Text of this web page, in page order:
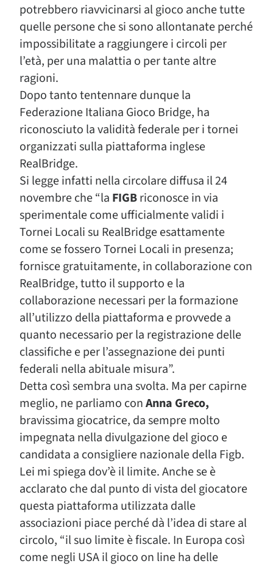
potrebbero riavvicinarsi al gioco anche tutte
quelle persone che si sono allontanate perché
impossibilitate a raggiungere i circoli per
l’età, per una malattia o per tante altre
ragioni.
Dopo tanto tentennare dunque la
Federazione Italiana Gioco Bridge, ha
riconosciuto la validità federale per i tornei
organizzati sulla piattaforma inglese
RealBridge.
Si legge infatti nella circolare diffusa il 24
novembre che “la FIGBriconosce in via
sperimentale come ufficialmente validi i
Tornei Locali su RealBridge esattamente
come se fossero Tornei Locali in presenza;
fornisce gratuitamente, in collaborazione con
RealBridge, tutto il supporto e la
collaborazione necessari per la formazione
all’utilizzo della piattaforma e provvede a
quanto necessario per la registrazione delle
classifiche e per l’assegnazione dei punti
federali nella abituale misura”.
Detta così sembra una svolta. Ma per capirne
meglio, ne parliamo conAnna Greco,
bravissima giocatrice, da sempre molto
impegnata nella divulgazione del gioco e
candidata a consigliere nazionale della Figb.
Lei mi spiega dov’è il limite. Anche se è
acclarato che dal punto di vista del giocatore
questa piattaforma utilizzata dalle
associazioni piace perché dà l’idea di stare al
circolo, “il suo limite è fiscale. In Europa così
come negli USA il gioco on line ha delle